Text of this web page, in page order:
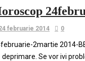
februarie 2014 0
2martie 2014-
deprimare. Se vor ivi